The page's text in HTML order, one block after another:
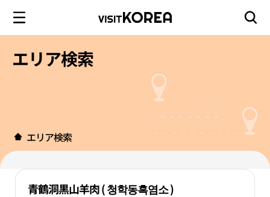
エリア検索
エリア検索
青鶴洞黒山羊肉 ( 청학동흑염소 )